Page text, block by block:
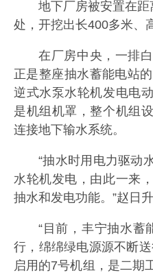
地下厂房被安置在
处，开挖出长400多米、
在厂房中央，一排
正是整座抽水蓄能电站
逆式水泵水轮机发电电
是机组机罩，整个机组
连接地下输水系统。
“抽水时用电力驱动
水轮机发电，由此一来
抽水和发电功能。”赵日升
“目前，丰宁抽水蓄
行，绵绵绿电源源不断
启用的7号机组，是二期